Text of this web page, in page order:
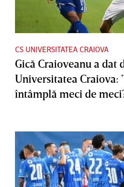
CS UNIVERSITATEA CRAIOVA
Gică Craioveanu a dat
Universitatea Craiova:
întâmplă meci de